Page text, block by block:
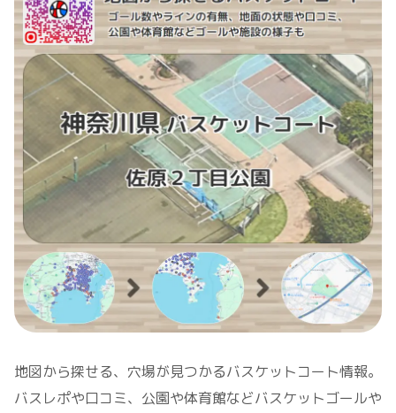
地図から探せる、穴場が見つかるバスケットコート情報。
バスレポや口コミ、公園や体育館などバスケットゴールや